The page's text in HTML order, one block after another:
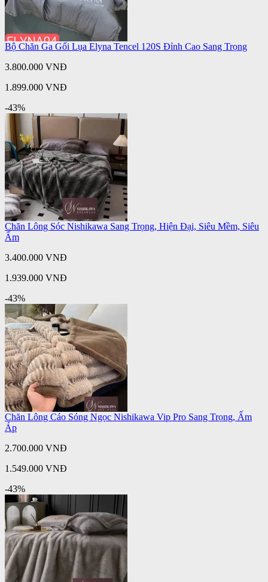
Bộ Chăn Ga Gối Lụa Elyna Tencel 120S Đỉnh Cao Sang Trọng
3.800.000 VNĐ
1.899.000 VNĐ
-43%
Chăn Lông Sóc Nishikawa Sang Trọng, Hiện Đại, Siêu Mềm, Siêu
Ấm
3.400.000 VNĐ
1.939.000 VNĐ
-43%
Chăn Lông Cáo Sóng Ngọc Nishikawa Vip Pro Sang Trọng, Ấm
Áp
2.700.000 VNĐ
1.549.000 VNĐ
-43%